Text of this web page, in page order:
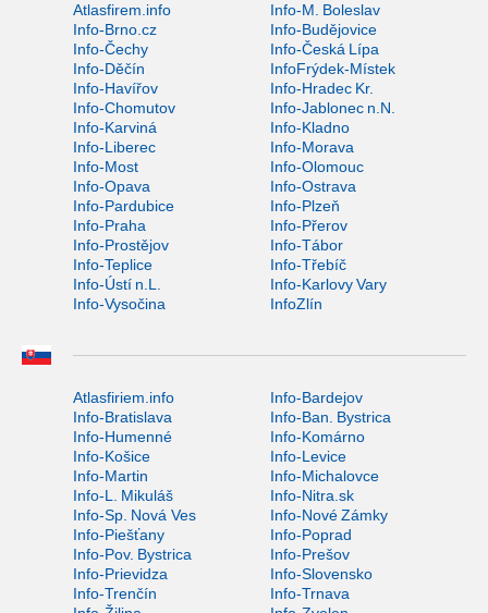
Atlasfirem.info
Info-M. Boleslav
Info-Brno.cz
Info-Budějovice
Info-Čechy
Info-Česká Lípa
Info-Děčín
InfoFrýdek-Místek
Info-Havířov
Info-Hradec Kr.
Info-Chomutov
Info-Jablonec n.N.
Info-Karviná
Info-Kladno
Info-Liberec
Info-Morava
Info-Most
Info-Olomouc
Info-Opava
Info-Ostrava
Info-Pardubice
Info-Plzeň
Info-Praha
Info-Přerov
Info-Prostějov
Info-Tábor
Info-Teplice
Info-Třebíč
Info-Ústí n.L.
Info-Karlovy Vary
Info-Vysočina
InfoZlín
Atlasfiriem.info
Info-Bardejov
Info-Bratislava
Info-Ban. Bystrica
Info-Humenné
Info-Komárno
Info-Košice
Info-Levice
Info-Martin
Info-Michalovce
Info-L. Mikuláš
Info-Nitra.sk
Info-Sp. Nová Ves
Info-Nové Zámky
Info-Piešťany
Info-Poprad
Info-Pov. Bystrica
Info-Prešov
Info-Prievidza
Info-Slovensko
Info-Trenčín
Info-Trnava